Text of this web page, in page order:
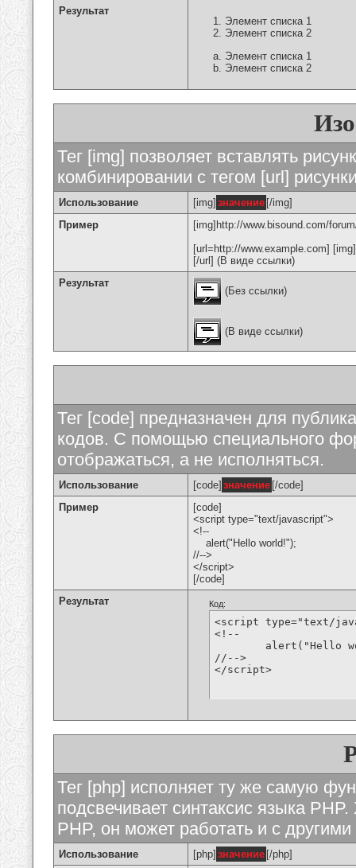
Результат
Элемент списка 1
Элемент списка 2
Элемент списка 1
Элемент списка 2
Тег [img] позволяет вставлять
комбинировании с тегом [url]
Использование [img] значение [/img]
Пример
[img]http://www.bisound.com/
[url=http://www.example.com]
[/url] (В виде ссылки)
Результат
(Без ссылки)
(В виде ссылки)
Тег [code] предназначен для
кодов. С помощью специального
отображаться, а не исполняться.
Использование [code] значение [/code]
Пример
[code]
<script type="text/javascript">
<!--
alert("Hello world!");
//-->
</script>
[/code]
Результат
Код:
<script type="text/
<!--
//-->
</script>
Тег [php] исполняет ту же самую
подсвечивает синтаксис языка
PHP, он может работать и с
Использование [php] значение [/php]